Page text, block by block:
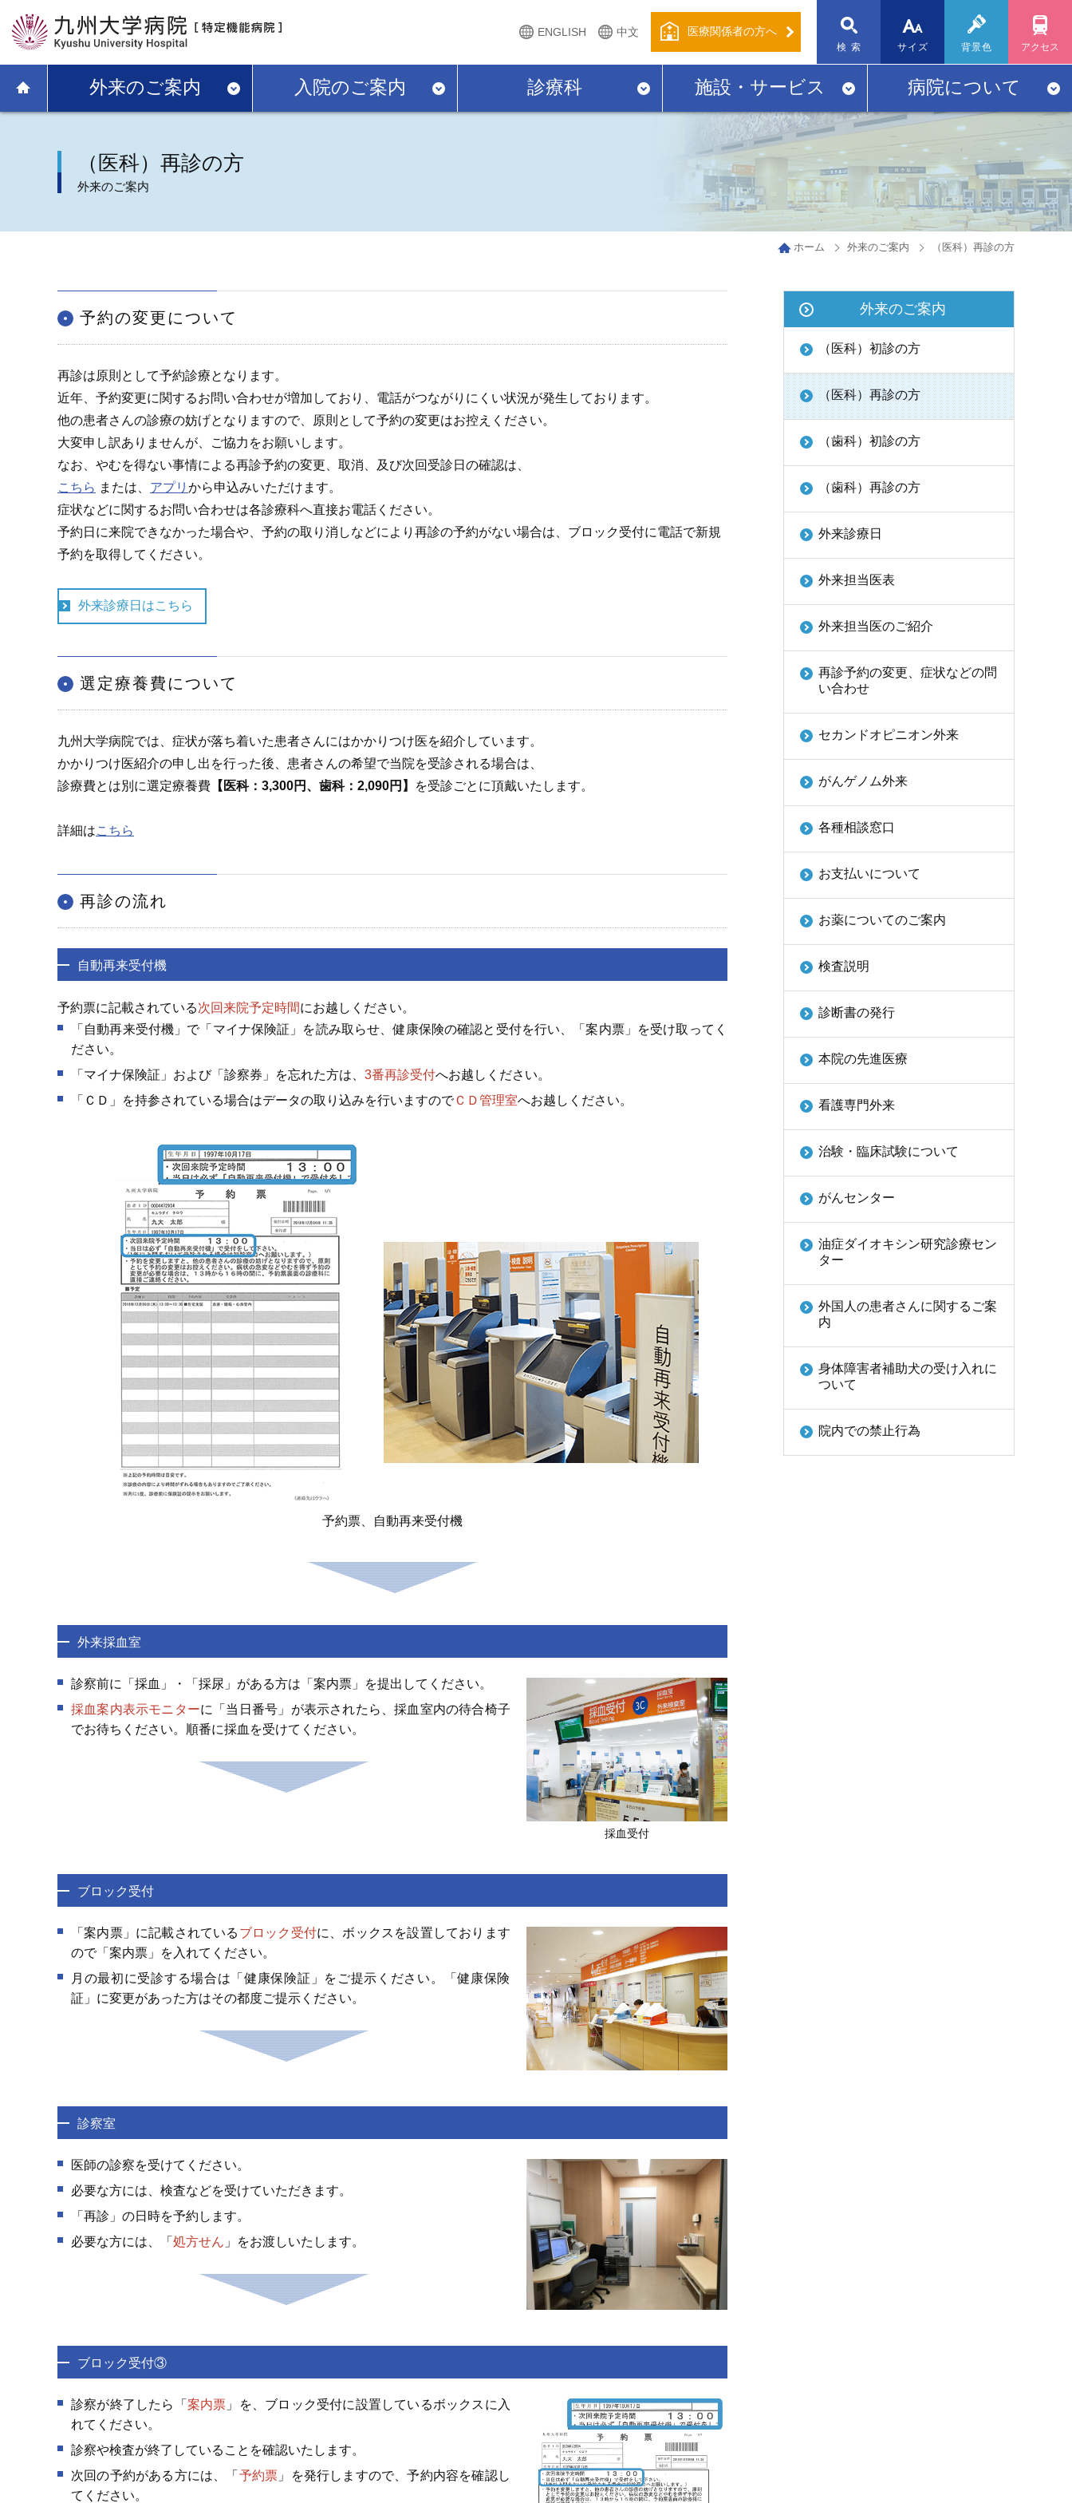
検 索
標準 大
サイズ 背景色 アクセス
ENGLISH 中文 医療関係者の方へ
外来のご案内 入院のご案内 診療科 施設・サービス 病院について
（医科）再診の方
外来のご案内
ホーム 外来のご案内 （医科）再診の方
予約の変更について
再診は原則として予約診療となります。
近年、予約変更に関するお問い合わせが増加しており、電話がつながりにくい状況が発生しております。
他の患者さんの診療の妨げとなりますので、原則として予約の変更はお控えください。
大変申し訳ありませんが、ご協力をお願いします。
なお、やむを得ない事情による再診予約の変更、取消、及び次回受診日の確認は、
こちら または、 アプリ から申込みいただけます。
症状などに関するお問い合わせは各診療科へ直接お電話ください。
予約日に来院できなかった場合や、予約の取り消しなどにより再診の予約がない場合は、ブロック受付に電話で新規
予約を取得してください。
外来診療日はこちら
選定療養費について
九州大学病院では、症状が落ち着いた患者さんにはかかりつけ医を紹介しています。
かかりつけ医紹介の申し出を行った後、患者さんの希望で当院を受診される場合は、
診療費とは別に選定療養費 【医科：3,300円、歯科：2,090円】 を受診ごとに頂戴いたします。
詳細はこちら
再診の流れ
自動再来受付機
予約票に記載されている次回来院予定時間にお越しください。
「自動再来受付機」で「マイナ保険証」を読み取らせ、健康保険の確認と受付を行い、「案内票」を受け取ってく
ださい。
「マイナ保険証」および「診察券」を忘れた方は、 3番再診受付へお越しください。
「ＣＤ」を持参されている場合はデータの取り込みを行いますのでＣＤ管理室へお越しください。
予約票、自動再来受付機
外来採血室
採血受付
診察前に「採血」・「採尿」がある方は「案内票」を提出してください。
採血案内表示モニターに「当日番号」が表示されたら、採血室内の待合椅子
でお待ちください。順番に採血を受けてください。
ブロック受付
「案内票」に記載されている ブロック受付に、ボックスを設置しております
ので「案内票」を入れてください。
月の最初に受診する場合は「健康保険証」をご提示ください。「健康保険
証」に変更があった方はその都度ご提示ください。
診察室
医師の診察を受けてください。
必要な方には、検査などを受けていただきます。
「再診」の日時を予約します。
必要な方には、「 処方せん 」をお渡しいたします。
ブロック受付③
診察が終了したら「 案内票 」を、ブロック受付に設置しているボックスに入
れてください。
診察や検査が終了していることを確認いたします。
次回の予約がある方には、「 予約票 」を発行しますので、予約内容を確認し
てください。
外来のご案内
（医科）初診の方
（医科）再診の方
（歯科）初診の方
（歯科）再診の方
外来診療日
外来担当医表
外来担当医のご紹介
再診予約の変更、症状などの問
い合わせ
セカンドオピニオン外来
がんゲノム外来
各種相談窓口
お支払いについて
お薬についてのご案内
検査説明
診断書の発行
本院の先進医療
看護専門外来
治験・臨床試験について
がんセンター
油症ダイオキシン研究診療セン
ター
外国人の患者さんに関するご案
内
身体障害者補助犬の受け入れに
ついて
院内での禁止行為